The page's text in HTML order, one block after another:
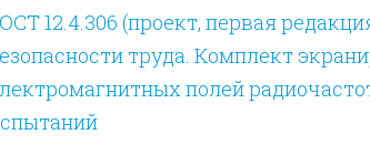
12.4.306 (проект, первая
труда. Комплект
полей